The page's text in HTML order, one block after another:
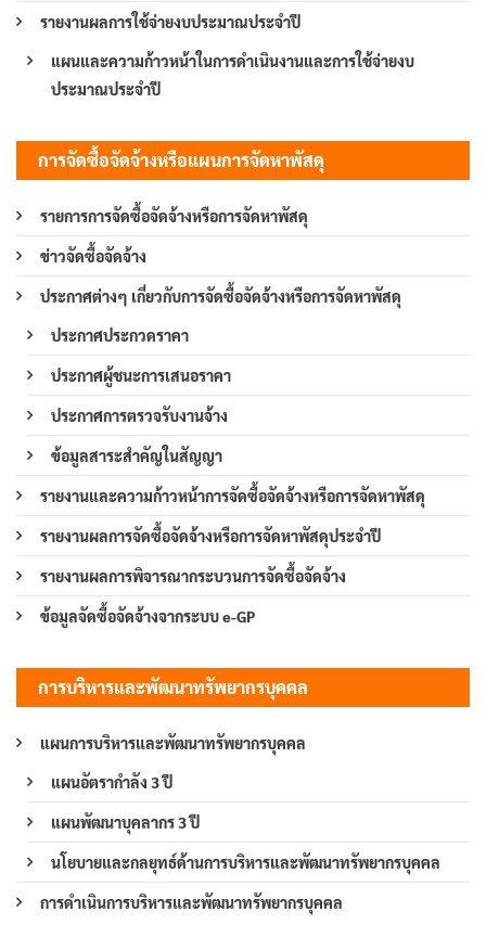
รายงานผลการใช้จ่ายงบประมาณประจำปี
แผนและความก้าวหน้าในการดำเนินงานและการใช้จ่ายงบ
ประมาณประจำปี
การจัดซื้อจัดจ้างหรือแผนการจัดหาพัสดุ
รายการการจัดซื้อจัดจ้างหรือการจัดหาพัสดุ
ข่าวจัดซื้อจัดจ้าง
ประกาศต่างๆ เกี่ยวกับการจัดซื้อจัดจ้างหรือการจัดหาพัสดุ
ประกาศประกวดราคา
ประกาศผู้ชนะการเสนอราคา
ประกาศการตรวจรับงานจ้าง
ข้อมูลสาระสำคัญในสัญญา
รายงานและความก้าวหน้าการจัดซื้อจัดจ้างหรือการจัดหาพัสดุ
รายงานผลการจัดซื้อจัดจ้างหรือการจัดหาพัสดุประจำปี
รายงานผลการพิจารณากระบวนการจัดซื้อจัดจ้าง
ข้อมูลจัดซื้อจัดจ้างจากระบบ e-GP
การบริหารและพัฒนาทรัพยากรบุคคล
แผนการบริหารและพัฒนาทรัพยากรบุคคล
แผนอัตรากำลัง 3 ปี
แผนพัฒนาบุคลากร 3 ปี
นโยบายและกลยุทธ์ด้านการบริหารและพัฒนาทรัพยากรบุคคล
การดำเนินการบริหารและพัฒนาทรัพยากรบุคคล